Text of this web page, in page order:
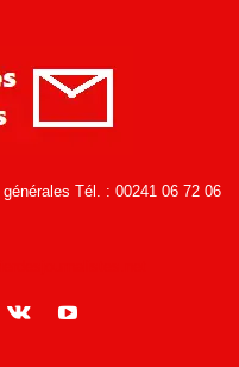
Tél. : 00241 06 72 06